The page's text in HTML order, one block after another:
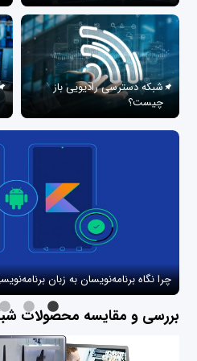
شبکه دسترسی رادیویی باز
چیست؟
چرا نگاه برنامه‌نویسان به زبان
بررسی و مقایسه محصولات